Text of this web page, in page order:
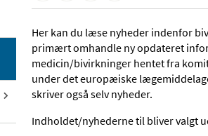
Her kan du læse nyheder indenfor
primært omhandle ny opdateret
medicin/bivirkninger hentet fra
under det europæiske
skriver også selv nyheder.
Indholdet/nyhederne til bliver valgt